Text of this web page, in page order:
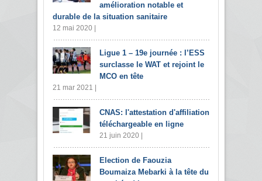
amélioration notable et
durable de la situation sanitaire
12 mai 2020 |
Ligue 1 – 19e journée : l’ESS
surclasse le WAT et rejoint le
MCO en tête
21 mar 2021 |
CNAS: l'attestation d'affiliation
téléchargeable en ligne
21 juin 2020 |
Election de Faouzia
Boumaiza Mebarki à la tête du